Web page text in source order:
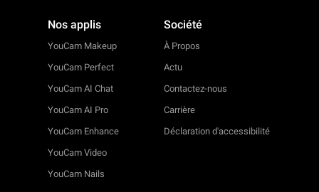
Nos applis
YouCam Makeup
YouCam Perfect
YouCam AI Chat
YouCam AI Pro
YouCam Enhance
YouCam Video
YouCam Nails
Société
À Propos
Actu
Contactez-nous
Carrière
Déclaration d'accessibilité